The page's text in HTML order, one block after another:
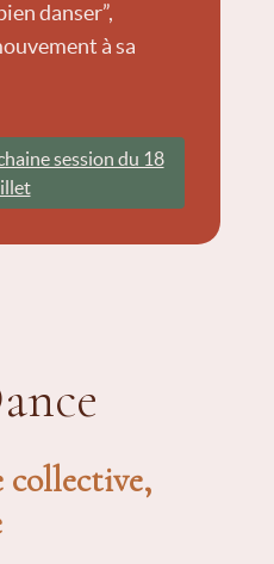
danser”,
à sa
session du 18
collective,